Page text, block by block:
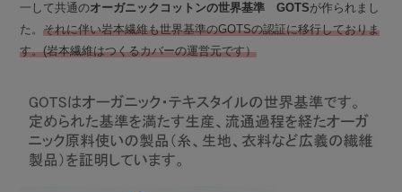
一して共通のオーガニックコットンの世界基準 GOTSが作られまし
た。それに伴い岩本繊維も世界基準のGOTSの認証に移行しておりま
す。(岩本繊維はつくるカバーの運営元です）